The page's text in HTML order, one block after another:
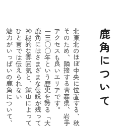
鹿角について
北東北のほぼ中央に位置する、秋田県鹿角市。
そのため、隣接する青森県、岩手県からの
アクセスも良いエリアです。
鹿角にはさまざまな伝説が残っています。
ひと言では伝えられない